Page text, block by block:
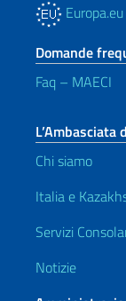
Europa.eu
Domande
Faq – MAECI
L’Ambasciata
Chi siamo
Italia e
Servizi
Notizie